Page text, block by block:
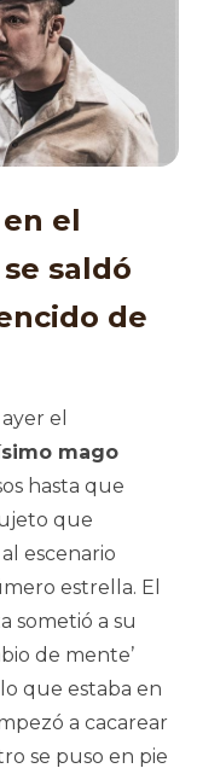
el
saldó
de
el
mago
hasta que
que
escenario
estrella. El
sometió a su
de mente’
que estaba en
a cacarear
se puso en pie